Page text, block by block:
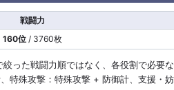
戦闘力
160位 / 3760枚
った戦闘力順ではなく、各役割で必要
特殊攻撃：特殊攻撃 + 防御計、支援・